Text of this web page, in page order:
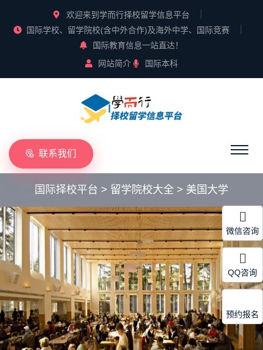
欢迎来到学而行择校留学信息平台
国际学校、留学院校(含中外合作)及海外中学、国际竞赛
国际教育信息一站直达！
网站简介
国际本科
联系我们
国际择校平台 > 留学院校大全 > 美国大学
微信咨询
QQ咨询
预约报名